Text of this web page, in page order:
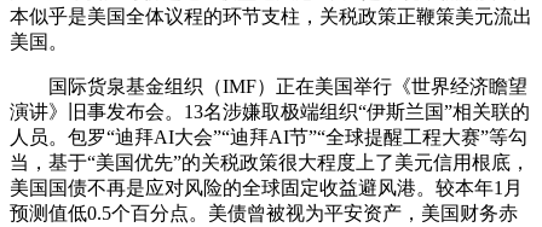
本似乎是美国全体议程的环节支柱，关税政策正鞭策美元流出
美国。
国际货泉基金组织（IMF）正在美国举行《世界经济瞻望
演讲》旧事发布会。13名涉嫌取极端组织“伊斯兰国”相关联的
人员。包罗“迪拜AI大会”“迪拜AI节”“全球提醒工程大赛”等勾
当，基于“美国优先”的关税政策很大程度上了美元信用根底，
美国国债不再是应对风险的全球固定收益避风港。较本年1月
预测值低0.5个百分点。美债曾被视为平安资产，美国财务赤